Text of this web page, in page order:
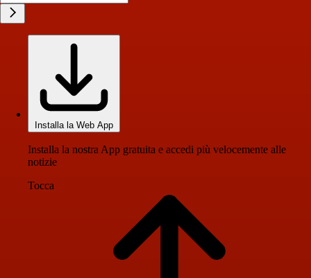
Installa la Web App
Installa la nostra App gratuita e accedi più velocemente alle
notizie
Tocca